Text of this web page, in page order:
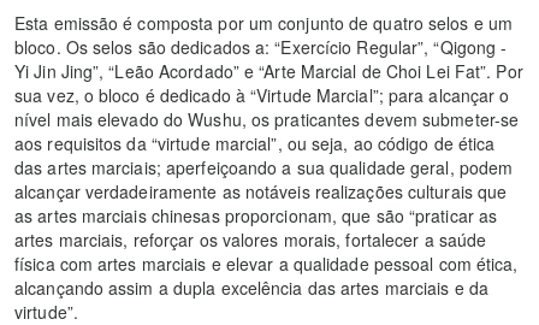
Esta emissão é composta por um conjunto de quatro selos e um
bloco. Os selos são dedicados a: “Exercício Regular”, “Qigong -
Yi Jin Jing”, “Leão Acordado” e “Arte Marcial de Choi Lei Fat”. Por
sua vez, o bloco é dedicado à “Virtude Marcial”; para alcançar o
nível mais elevado do Wushu, os praticantes devem submeter-se
aos requisitos da “virtude marcial”, ou seja, ao código de ética
das artes marciais; aperfeiçoando a sua qualidade geral, podem
alcançar verdadeiramente as notáveis realizações culturais que
as artes marciais chinesas proporcionam, que são “praticar as
artes marciais, reforçar os valores morais, fortalecer a saúde
física com artes marciais e elevar a qualidade pessoal com ética,
alcançando assim a dupla excelência das artes marciais e da
virtude”.